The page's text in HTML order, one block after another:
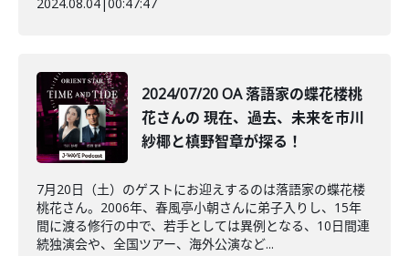
2024/07/20 OA 落語家の蝶花楼桃
花さんの 現在、過去、未来を市川
紗椰と槙野智章が探る！
7月20日（土）のゲストにお迎えするのは落語家の蝶花楼
桃花さん。2006年、春風亭小朝さんに弟子入りし、15年
間に渡る修行の中で、若手としては異例となる、10日間連
続独演会や、全国ツアー、海外公演など...